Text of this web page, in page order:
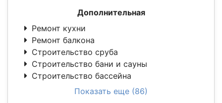
Дополнительная
Ремонт кухни
Ремонт балкона
Строительство сруба
Строительство бани и сауны
Строительство бассейна
Показать еще (86)